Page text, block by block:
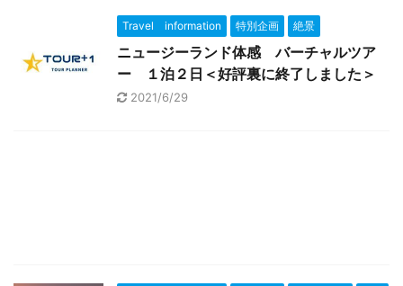
Travel information 特別企画 絶景
ニュージーランド体感 バーチャルツア
ー １泊２日＜好評裏に終了しました＞
2021/6/29